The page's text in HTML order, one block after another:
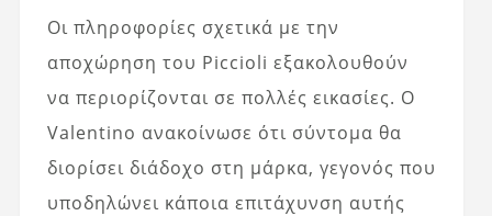
Οι πληροφορίες σχετικά με την
αποχώρηση του Piccioli εξακολουθούν
να περιορίζονται σε πολλές εικασίες. Ο
Valentino ανακοίνωσε ότι σύντομα θα
διορίσει διάδοχο στη μάρκα, γεγονός που
υποδηλώνει κάποια επιτάχυνση αυτής